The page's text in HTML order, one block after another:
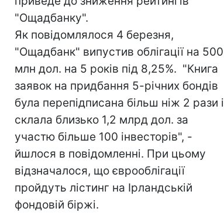
"Ощадбанку".
Як повідомлялося 4 березня,
"Ощадбанк" випустив облігації на 500
млн дол. на 5 років під 8,25%. "Книга
заявок на придбання 5-річних бондів
була перепідписана більш ніж 2 рази і
склала близько 1,2 млрд дол. за
участю більше 100 інвесторів", -
йшлося в повідомленні. При цьому
відзначалося, що єврооблігації
пройдуть лістинг на Ірландській
фондовій біржі.